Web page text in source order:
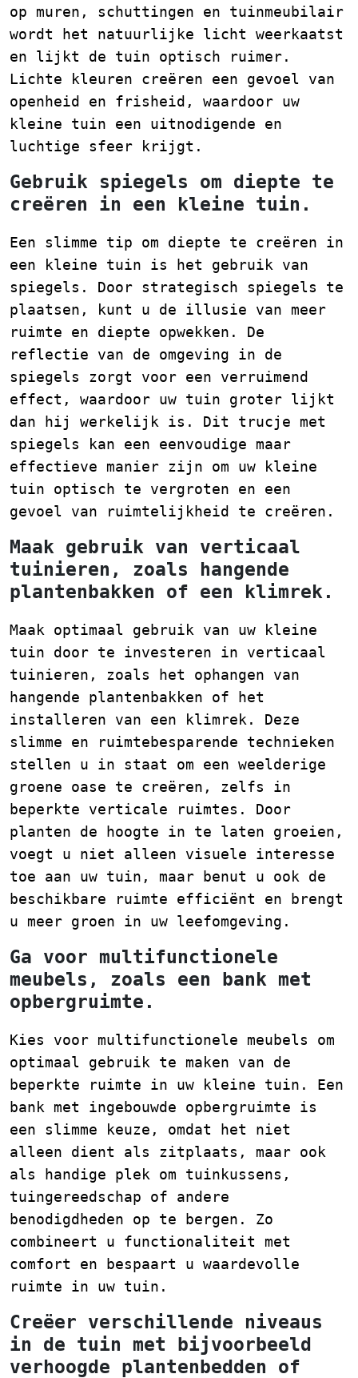
op muren, schuttingen en tuinmeubilair
wordt het natuurlijke licht weerkaatst
en lijkt de tuin optisch ruimer.
Lichte kleuren creëren een gevoel van
openheid en frisheid, waardoor uw
kleine tuin een uitnodigende en
luchtige sfeer krijgt.
Gebruik spiegels om diepte te
creëren in een kleine tuin.
Een slimme tip om diepte te creëren in
een kleine tuin is het gebruik van
spiegels. Door strategisch spiegels te
plaatsen, kunt u de illusie van meer
ruimte en diepte opwekken. De
reflectie van de omgeving in de
spiegels zorgt voor een verruimend
effect, waardoor uw tuin groter lijkt
dan hij werkelijk is. Dit trucje met
spiegels kan een eenvoudige maar
effectieve manier zijn om uw kleine
tuin optisch te vergroten en een
gevoel van ruimtelijkheid te creëren.
Maak gebruik van verticaal
tuinieren, zoals hangende
plantenbakken of een klimrek.
Maak optimaal gebruik van uw kleine
tuin door te investeren in verticaal
tuinieren, zoals het ophangen van
hangende plantenbakken of het
installeren van een klimrek. Deze
slimme en ruimtebesparende technieken
stellen u in staat om een weelderige
groene oase te creëren, zelfs in
beperkte verticale ruimtes. Door
planten de hoogte in te laten groeien,
voegt u niet alleen visuele interesse
toe aan uw tuin, maar benut u ook de
beschikbare ruimte efficiënt en brengt
u meer groen in uw leefomgeving.
Ga voor multifunctionele
meubels, zoals een bank met
opbergruimte.
Kies voor multifunctionele meubels om
optimaal gebruik te maken van de
beperkte ruimte in uw kleine tuin. Een
bank met ingebouwde opbergruimte is
een slimme keuze, omdat het niet
alleen dient als zitplaats, maar ook
als handige plek om tuinkussens,
tuingereedschap of andere
benodigdheden op te bergen. Zo
combineert u functionaliteit met
comfort en bespaart u waardevolle
ruimte in uw tuin.
Creëer verschillende niveaus
in de tuin met bijvoorbeeld
verhoogde plantenbedden of